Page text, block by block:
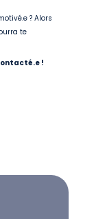
? Alors
te
!